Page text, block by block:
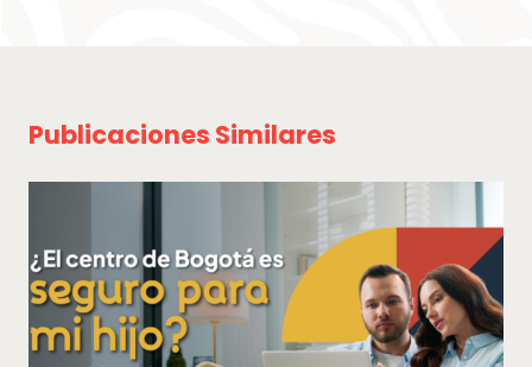
Publicaciones Similares